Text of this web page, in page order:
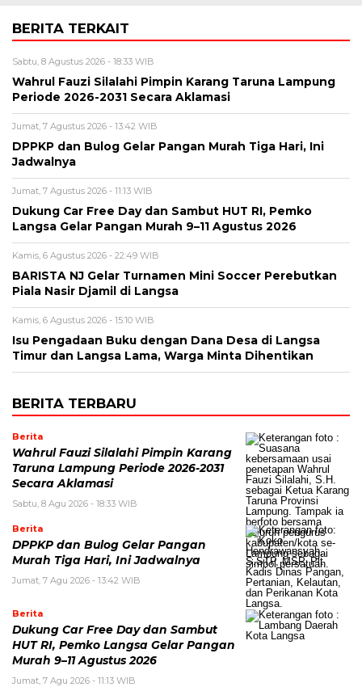
BERITA TERKAIT
Sabtu, 8 Agustus 2026 - 18:33 WIB
Wahrul Fauzi Silalahi Pimpin Karang Taruna Lampung
Periode 2026-2031 Secara Aklamasi
Jumat, 7 Agustus 2026 - 13:42 WIB
DPPKP dan Bulog Gelar Pangan Murah Tiga Hari, Ini
Jadwalnya
Jumat, 7 Agustus 2026 - 11:13 WIB
Dukung Car Free Day dan Sambut HUT RI, Pemko
Langsa Gelar Pangan Murah 9–11 Agustus 2026
Kamis, 6 Agustus 2026 - 22:49 WIB
BARISTA NJ Gelar Turnamen Mini Soccer Perebutkan
Piala Nasir Djamil di Langsa
Kamis, 6 Agustus 2026 - 15:10 WIB
Isu Pengadaan Buku dengan Dana Desa di Langsa
Timur dan Langsa Lama, Warga Minta Dihentikan
BERITA TERBARU
Berita
Wahrul Fauzi Silalahi Pimpin Karang
Taruna Lampung Periode 2026-2031
Secara Aklamasi
Sabtu, 8 Agu 2026 - 18:33 WIB
Berita
DPPKP dan Bulog Gelar Pangan
Murah Tiga Hari, Ini Jadwalnya
Jumat, 7 Agu 2026 - 13:42 WIB
Berita
Dukung Car Free Day dan Sambut
HUT RI, Pemko Langsa Gelar Pangan
Murah 9–11 Agustus 2026
Jumat, 7 Agu 2026 - 11:13 WIB